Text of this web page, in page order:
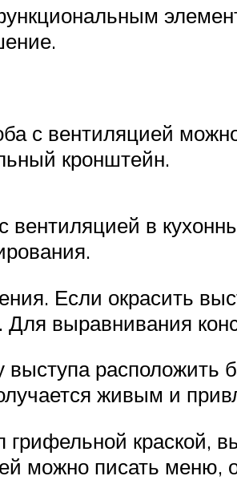
с вентиляцией
кронштейн.
в
Если окрасить
выравнивания
расположить
живым и
краской,
можно писать меню,